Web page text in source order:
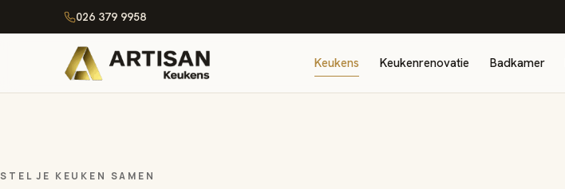
026 379 9958
Keukens Keukenrenovatie Badkamer
STEL JE KEUKEN SAMEN